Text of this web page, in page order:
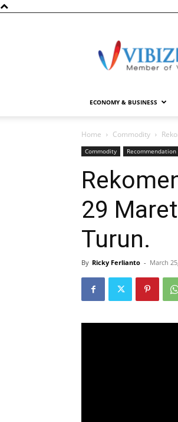
ECONOMY & BUSINESS
Home Commodity
Commodity Recommendation
29
Turun.
By Ricky Ferlianto - March